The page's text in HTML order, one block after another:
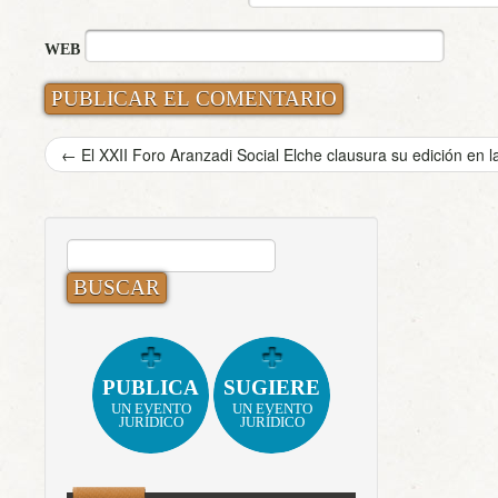
WEB
← El XXII Foro Aranzadi Social Elche clausura su edición en
BUSCAR:
PUBLICA
UN EVENTO
JURÍDICO
SUGIERE
UN EVENTO
JURÍDICO